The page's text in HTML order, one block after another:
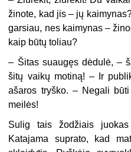
žinote, kad jis – jų
garsiau, nes kaimynas –
kaip būtų toliau?
– Šitas suaugęs dėdulė, –
šitų vaikų motiną! – Ir
ašaros tryško. – Negali
meilės!
Sulig tais žodžiais
Katajama suprato, kad